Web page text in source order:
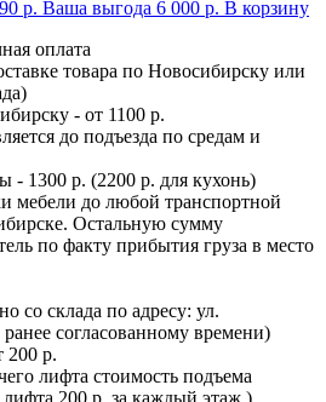
р. Ваша выгода 6 000 р. В корзину
оплата
товара по Новосибирску или
- от 1100 р.
до подъезда по средам и
- 1300 р. (2200 р. для кухонь)
мебели до любой транспортной
Остальную сумму
по факту прибытия груза в место
со склада по адресу: ул.
согласованному времени)
200 р.
лифта стоимость подъема
лифта 200 р. за каждый этаж.)